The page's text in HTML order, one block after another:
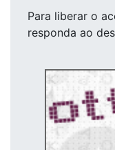
Para liberar o
responda ao